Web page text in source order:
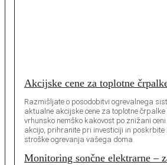
Akcijske cene za toplotne
Razmišljate o posodobitvi ogrevalnega
aktualne akcijske cene za toplotne
vrhunsko nemško kakovost po znižani
akcijo, prihranite pri investiciji in poskrbite
stroške ogrevanja vašega doma.
Monitoring sončne elektrarne –